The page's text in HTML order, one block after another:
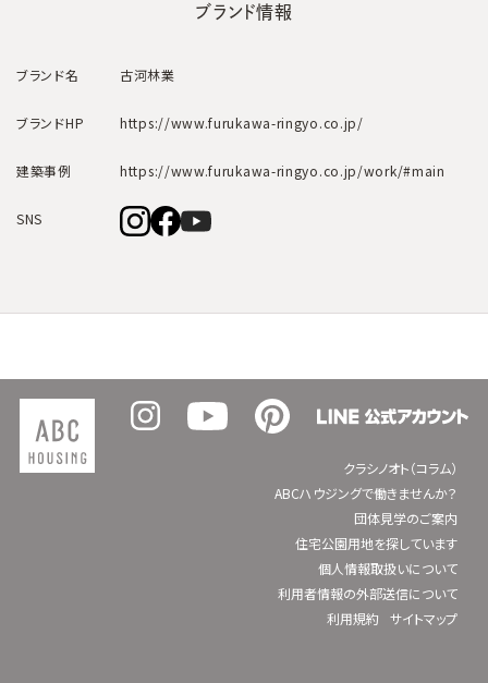
ブランド情報
ブランド名 古河林業
ブランドHP https://www.furukawa-ringyo.co.jp/
建築事例 https://www.furukawa-ringyo.co.jp/work/#main
SNS
クラシノオト（コラム）
ABCハウジングで働きませんか？
団体見学のご案内
住宅公園用地を探しています
個人情報取扱いについて
利用者情報の外部送信について
利用規約
サイトマップ